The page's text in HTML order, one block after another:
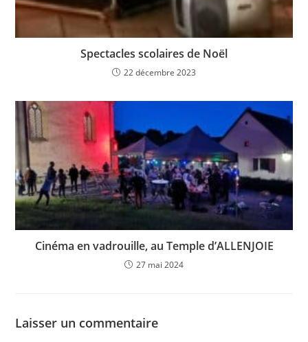
Spectacles scolaires de Noël
22 décembre 2023
Cinéma en vadrouille, au Temple d’ALLENJOIE
27 mai 2024
Laisser un commentaire